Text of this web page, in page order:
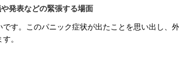
発表などの緊張する場面
す。
このパニック症状が出たことを思い出し、
。